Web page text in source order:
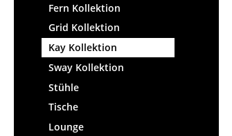
Gartenstühle
Kinderstühle
Schaukelstühle
Bürodrehstühle
Konferenzstühle
Bürosessel
Einzelteile
... alle Tische
Fern Kollektion
Grid Kollektion
Kay Kollektion
Sway Kollektion
Stühle
Tische
Lounge